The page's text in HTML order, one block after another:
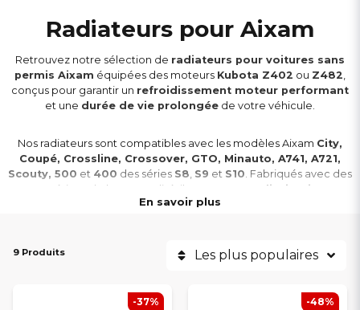
Radiateurs pour Aixam
Retrouvez notre sélection de radiateurs pour voitures sans
permis Aixam équipées des moteurs Kubota Z402 ou Z482,
conçus pour garantir un refroidissement moteur performant
et une durée de vie prolongée de votre véhicule.
Nos radiateurs sont compatibles avec les modèles Aixam City,
Coupé, Crossline, Crossover, GTO, Minauto, A741, A721,
Scouty, 500 et 400 des séries S8, S9 et S10. Fabriqués avec des
matériaux de haute qualité, ils assurent une
dissipation
thermique optimaleet uneinstallation facile
température moteur idéale , améliorer laperformance
livraison rapide
En savoir plus
9 Produits Les plus populaires
-37% -48%